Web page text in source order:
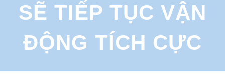
SẼ TIẾP TỤC VẬN
ĐỘNG TÍCH CỰC